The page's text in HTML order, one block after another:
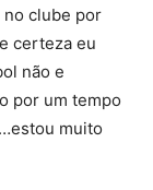
clube por
certeza eu
não e
por um tempo
muito